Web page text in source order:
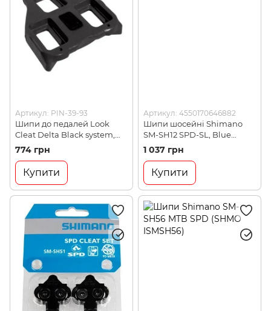
Артикул: PIN-39-93
Шипи до педалей Look
Cleat Delta Black system,
люфт 0 градусів (8145)
774 грн
Купити
Артикул: 4550170646882
Шипи шосейні Shimano
SM-SH12 SPD-SL, Blue
(SHMO ISMSH12)
1 037 грн
Купити